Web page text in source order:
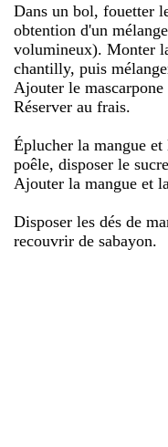
Dans un bol, fouetter
obtention d'un
volumineux). Monter
chantilly, puis
Ajouter le
Réserver au frais.
Éplucher la mangue
poêle, disposer le
Ajouter la mangue et
Disposer les dés de
recouvrir de sabayon.